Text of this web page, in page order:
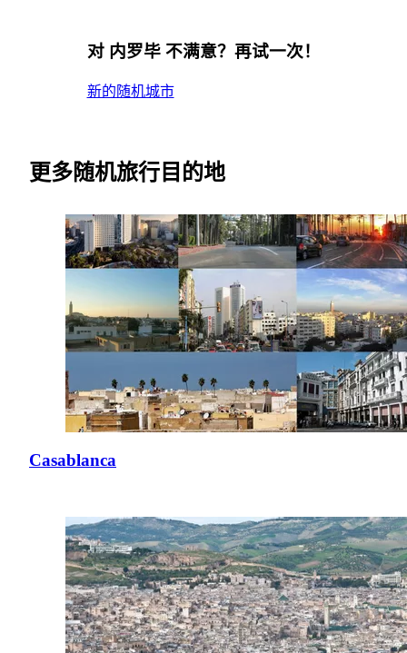
对 内罗毕 不满意？再试一次！
新的随机城市
更多随机旅行目的地
Casablanca